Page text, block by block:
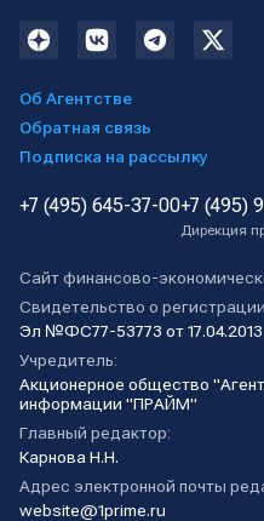
Об Агентстве
Обратная связь
Подписка на рассылку
+7 (495) 645-37-00+7 (495)
Дирекция
Сайт финансово-
Свидетельство о
Эл №ФС77-53773 от 17.04.2013
Учредитель:
Акционерное общество
информации "ПРАЙМ"
Главный редактор:
Карнова Н.Н.
Адрес электронной почты
website@1prime.ru